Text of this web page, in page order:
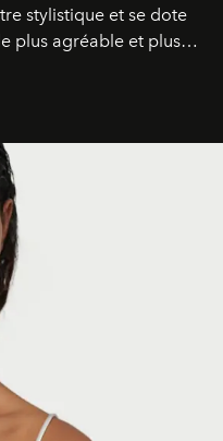
stylistique et se dote
plus agréable et plus